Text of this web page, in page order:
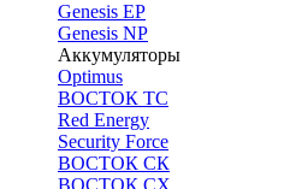
Genesis EP
Genesis NP
Аккумуляторы
Optimus
ВОСТОК ТС
Red Energy
Security Force
ВОСТОК СК
ВОСТОК СХ